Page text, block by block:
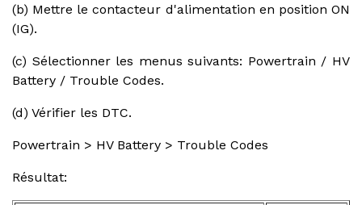
(b) Mettre le contacteur d'alimentation en position ON
(IG).
(c) Sélectionner les menus suivants: Powertrain / HV
Battery / Trouble Codes.
(d) Vérifier les DTC.
Powertrain > HV Battery > Trouble Codes
Résultat: